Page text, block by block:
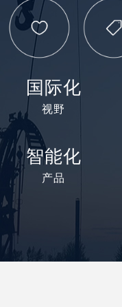
智能化
产品
国际化
视野